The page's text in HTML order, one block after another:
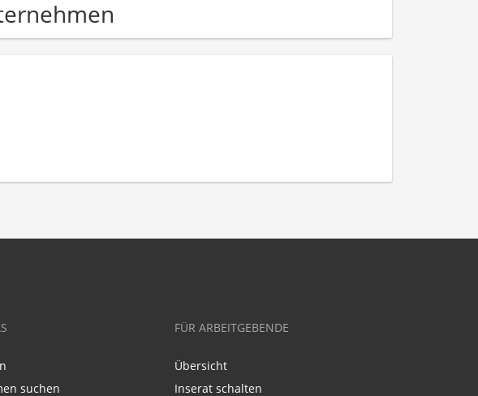
suchen
FÜR ARBEITGEBENDE
Übersicht
Inserat schalten